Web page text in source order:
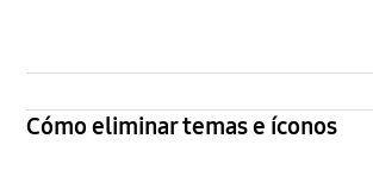
Cómo eliminar temas e íconos